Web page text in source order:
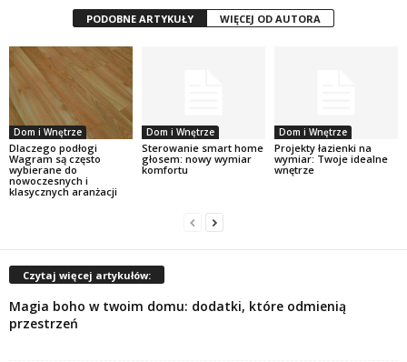
PODOBNE ARTYKUŁY WIĘCEJ OD AUTORA
Dom i Wnętrze
Dlaczego podłogi
Wagram są często
wybierane do
nowoczesnych i
klasycznych aranżacji
Dom i Wnętrze
Sterowanie smart home
głosem: nowy wymiar
komfortu
Dom i Wnętrze
Projekty łazienki na
wymiar: Twoje idealne
wnętrze
Czytaj więcej artykułów:
Magia boho w twoim domu: dodatki, które odmienią
przestrzeń